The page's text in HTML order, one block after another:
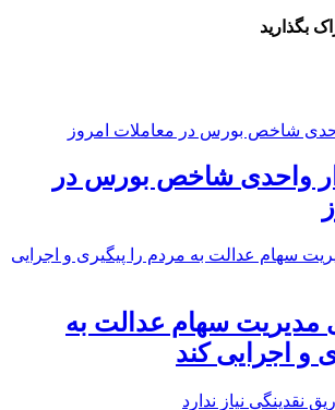
بگذارید
112 هزار واحدی شاخص بورس در
مدیریت سهام عدالت به
و اجرایی کند